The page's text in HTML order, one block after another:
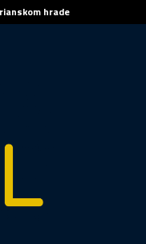
hrade